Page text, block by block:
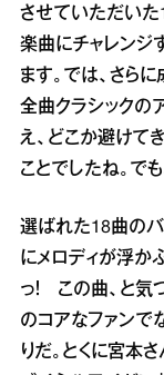
させていただいた
楽曲にチャレンジ
ます。では、さら
全曲クラシックの
え、どこか避けて
ことでしたね。で
選ばれた18曲のバ
にメロディが浮か
っ！ この曲、と気
のコアなファンで
りだ。とくに宮本